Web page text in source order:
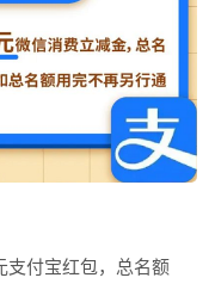
支付宝红包，总名额